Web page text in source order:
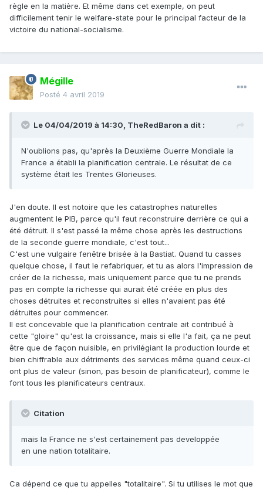
règle en la matière. Et même dans cet exemple, on peut
difficilement tenir le welfare-state pour le principal facteur de la
victoire du national-socialisme.
Mégille
Posté 4 avril 2019
Le 04/04/2019 à 14:30, TheRedBaron a dit :
N'oublions pas, qu'après la Deuxième Guerre Mondiale la
France a établi la planification centrale. Le résultat de ce
système était les Trentes Glorieuses.
J'en doute. Il est notoire que les catastrophes naturelles
augmentent le PIB, parce qu'il faut reconstruire derrière ce qui a
été détruit. Il s'est passé la même chose après les destructions
de la seconde guerre mondiale, c'est tout...
C'est une vulgaire fenêtre brisée à la Bastiat. Quand tu casses
quelque chose, il faut le refabriquer, et tu as alors l'impression de
créer de la richesse, mais uniquement parce que tu ne prends
pas en compte la richesse qui aurait été créée en plus des
choses détruites et reconstruites si elles n'avaient pas été
détruites pour commencer.
Il est concevable que la planification centrale ait contribué à
cette "gloire" qu'est la croissance, mais si elle l'a fait, ça ne peut
être que de façon nuisible, en privilégiant la production lourde et
bien chiffrable aux détriments des services même quand ceux-ci
ont plus de valeur (sinon, pas besoin de planificateur), comme le
font tous les planificateurs centraux.
Citation
mais la France ne s'est certainement pas developpée
en une nation totalitaire.
Ca dépend ce que tu appelles "totalitaire". Si tu utilises le mot que